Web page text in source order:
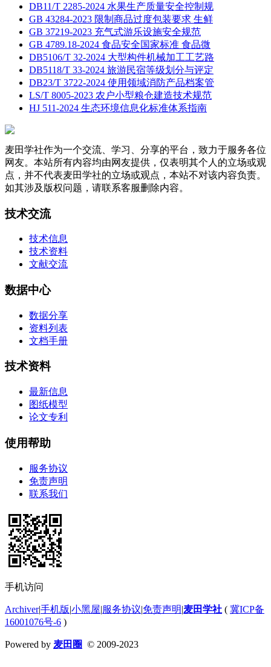
DB11/T 2285-2024 水果生产质量安全控制规
GB 43284-2023 限制商品过度包装要求 生鲜
GB 37219-2023 充气式游乐设施安全规范
GB 4789.18-2024 食品安全国家标准 食品微
DB5106/T 32-2024 大型构件机械加工工艺路
DB5118/T 33-2024 旅游民宿等级划分与评定
DB23/T 3722-2024 使用领域消防产品档案管
LS/T 8005-2023 农户小型粮仓建造技术规范
HJ 511-2024 生态环境信息化标准体系指南
麦田学社作为一个交流、学习、分享的平台，致力于服务各位
网友。本站所有内容均由网友提供，仅表明其个人的立场或观
点，并不代表麦田学社的立场或观点，本站不对该内容负责。
如其涉及版权问题，请联系客服删除内容。
技术交流
技术信息
技术资料
文献交流
数据中心
数据分享
资料列表
文档手册
技术资料
最新信息
图纸模型
论文专利
使用帮助
服务协议
免责声明
联系我们
手机访问
Archiver|手机版|小黑屋|服务协议|免责声明|麦田学社 ( 冀ICP备
16001076号-6 )
Powered by 麦田圈 © 2009-2023